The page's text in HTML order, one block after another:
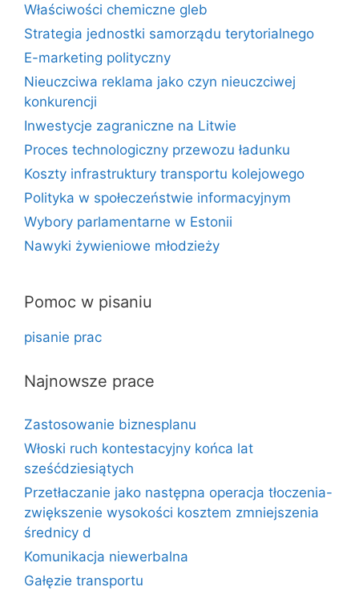
Właściwości chemiczne gleb
Strategia jednostki samorządu terytorialnego
E-marketing polityczny
Nieuczciwa reklama jako czyn nieuczciwej
konkurencji
Inwestycje zagraniczne na Litwie
Proces technologiczny przewozu ładunku
Koszty infrastruktury transportu kolejowego
Polityka w społeczeństwie informacyjnym
Wybory parlamentarne w Estonii
Nawyki żywieniowe młodzieży
Pomoc w pisaniu
pisanie prac
Najnowsze prace
Zastosowanie biznesplanu
Włoski ruch kontestacyjny końca lat
sześćdziesiątych
Przetłaczanie jako następna operacja tłoczenia-
zwiększenie wysokości kosztem zmniejszenia
średnicy d
Komunikacja niewerbalna
Gałęzie transportu